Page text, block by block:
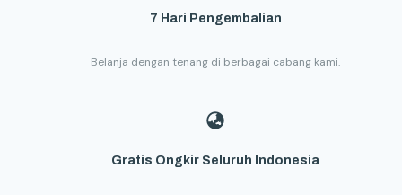
7 Hari Pengembalian
Belanja dengan tenang di berbagai cabang kami.
Gratis Ongkir Seluruh Indonesia